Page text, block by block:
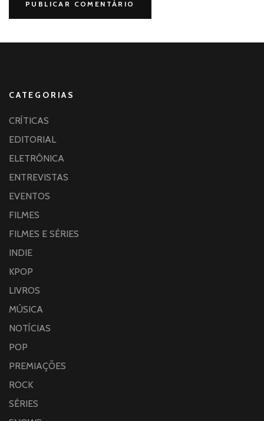
CATEGORIAS
CRÍTICAS
EDITORIAL
ELETRÔNICA
ENTREVISTAS
EVENTOS
FILMES
FILMES E SÉRIES
INDIE
KPOP
LIVROS
MÚSICA
NOTÍCIAS
POP
PREMIAÇÕES
ROCK
SÉRIES